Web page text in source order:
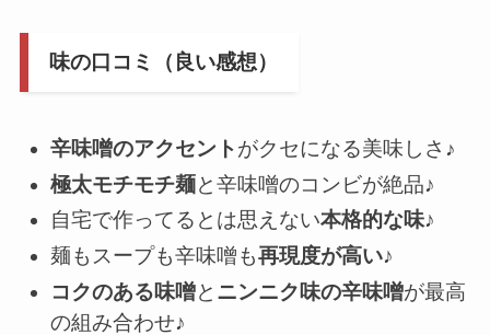
味の口コミ（良い感想）
辛味噌のアクセントがクセになる美味しさ ♪
極太モチモチ麺と辛味噌のコンビが絶品♪
自宅で作ってるとは思えない本格的な味♪
麺もスープも辛味噌も再現度が高い♪
コクのある味噌と ニンニク味の辛味噌が最高
の組み合わせ♪